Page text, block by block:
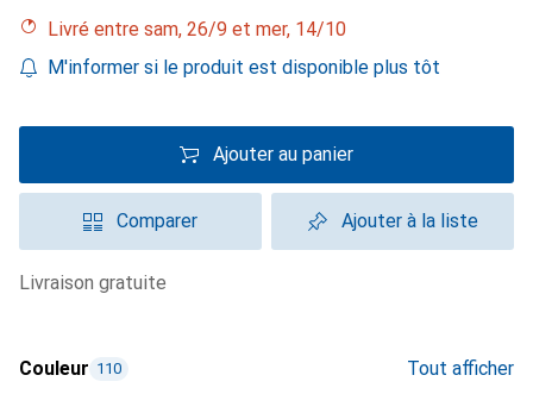
Livré entre sam, 26/9 et mer, 14/10
M'informer si le produit est disponible plus tôt
Ajouter au panier
Comparer Ajouter à la liste
livraison gratuite
Couleur 110 Tout afficher